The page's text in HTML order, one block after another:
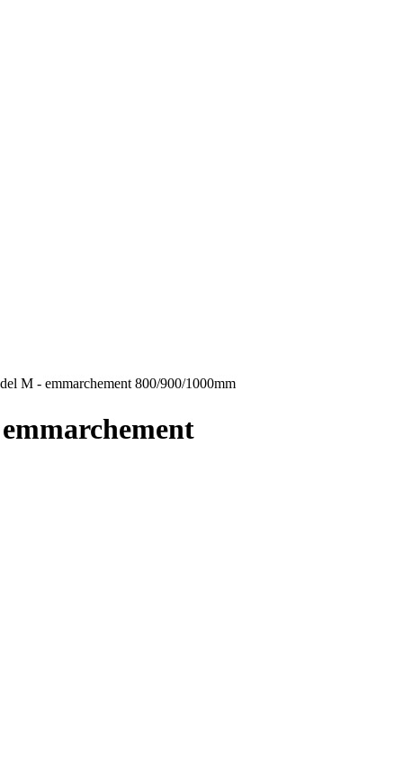
M - emmarchement 800/900/1000mm